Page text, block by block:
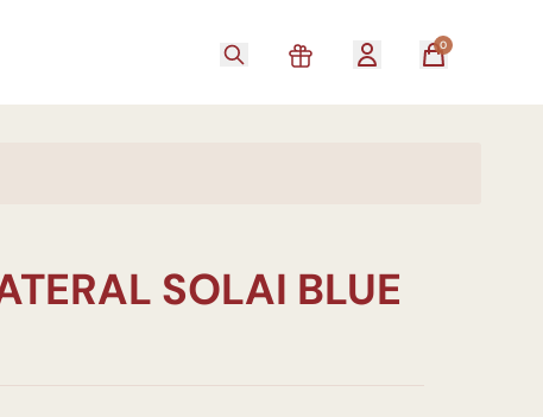
0
SOLAI BLUE